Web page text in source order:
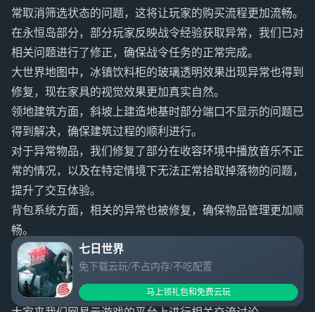
常取消筛选状态的问题，这将让玩家的购买流程更加流畅。
在永恒岛部分，部分玩家反映战令经验获取异常，我们已对
相关问题进行了修正，确保战令任务的正常完成。
大世界地图中，冰镇饮料柜的玻璃透明效果出现异常也得到
修复，现在家具的视觉效果更加真实自然。
领地建筑方面，斜坡上建造地基时部分端口不显示的问题已
得到解决，确保建筑过程的顺利进行。
对于异常物品，我们修复了部分在收容环境中播放音乐不正
常的情况，以及在特定情境下无法正常拾取掉落物的问题，
提升了交互体验。
背包系统方面，相关的异常也被修复，确保物品管理更加顺
畅。
总结
本文介绍了七日世界2.2.2版本的更新内容，包括系统升级、
新玩法上线及多项优化。维护结束后将发放丰富奖励。欢迎
七日世界
免下载云玩/不占内存/不吃配置
马上领礼包和免费云玩